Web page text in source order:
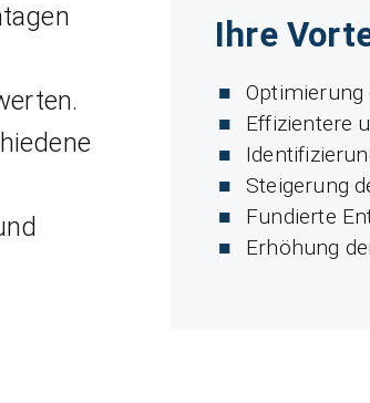
Ihre
Effizientere
Steigerung
Fundierte
Erhöhung